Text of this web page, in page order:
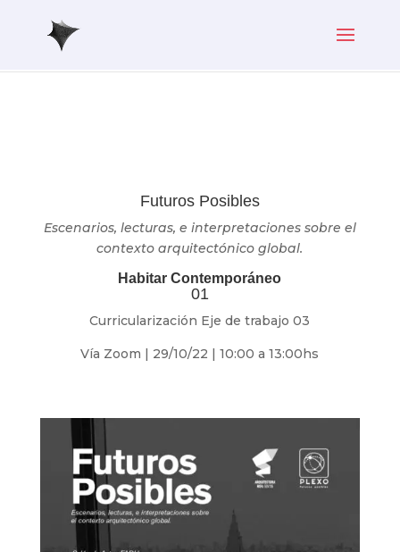
Futuros Posibles
Escenarios, lecturas, e interpretaciones sobre el
contexto arquitectónico global.
Habitar Contemporáneo
01
Curricularización Eje de trabajo 03
Vía Zoom | 29/10/22 | 10:00 a 13:00hs